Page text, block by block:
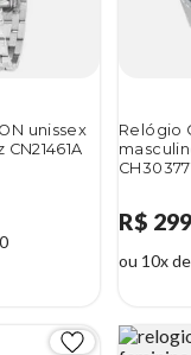
unissex
Relógio
R$
ou 10x